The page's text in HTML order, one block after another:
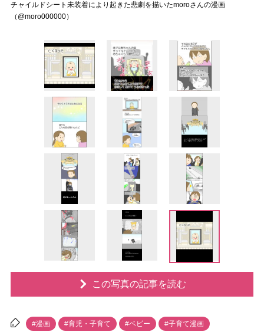
チャイルドシート未装着により起きた悲劇を描いたmoroさんの漫画
（@moro000000）
この写真の記事を読む
#漫画 #育児・子育て #ベビー #子育て漫画